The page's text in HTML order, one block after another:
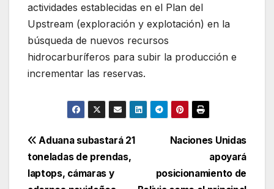
actividades establecidas en el Plan del
Upstream (exploración y explotación) en la
búsqueda de nuevos recursos
hidrocarburíferos para subir la producción e
incrementar las reservas.
Navegación
de
Naciones Unidas
apoyará
posicionamiento de
Aduana subastará 21
toneladas de prendas,
laptops, cámaras y